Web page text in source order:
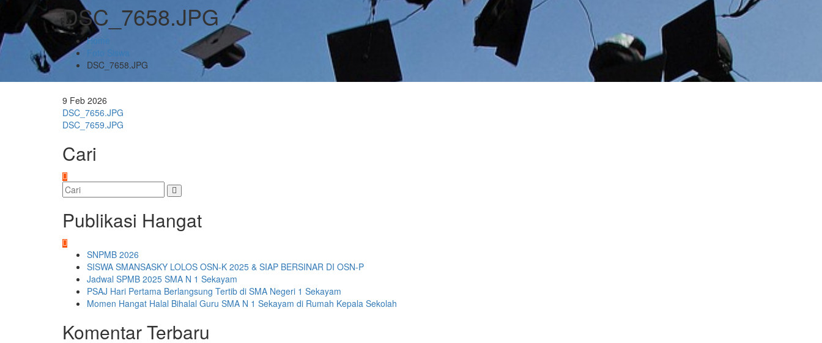
DSC_7658.JPG
Home
Foto Siswa
DSC_7658.JPG
9 Feb 2026
Navigasi
pos
DSC_7656.JPG
DSC_7659.JPG
Cari
Publikasi Hangat
SNPMB 2026
SISWA SMANSASKY LOLOS OSN-K 2025 & SIAP BERSINAR DI OSN-P
Jadwal SPMB 2025 SMA N 1 Sekayam
PSAJ Hari Pertama Berlangsung Tertib di SMA Negeri 1 Sekayam
Momen Hangat Halal Bihalal Guru SMA N 1 Sekayam di Rumah Kepala Sekolah
Komentar Terbaru